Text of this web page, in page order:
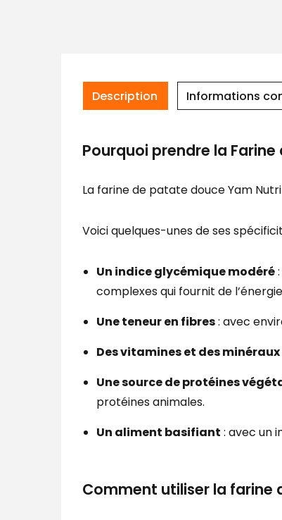
Description Informations
Pourquoi prendre la
La farine de patate douce Yam
Voici quelques-unes de ses
Un indice glycémique modéré
complexes qui fournit de
Une teneur en fibres: avec
Des vitamines et des minéraux
Une source de protéines
protéines animales.
Un aliment basifiant : avec un
Comment utiliser la farine